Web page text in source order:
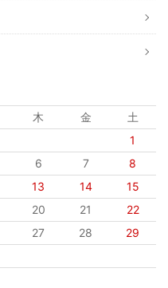
木 金
土
1
6 7
8
13 14
15
20 21
22
27 28
29